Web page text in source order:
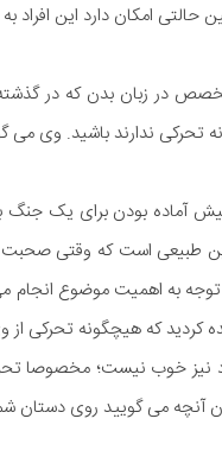
امکان دارد این
در زبان بدن که در
تحرکی ندارند باشید. وی می
آماده بودن برای یک جنگ
طبیعی است که وقتی
به اهمیت موضوع انجام می
کردید که هیچگونه تحرکی از
نیز خوب نیست؛ مخصوصا
می گویید روی دستان